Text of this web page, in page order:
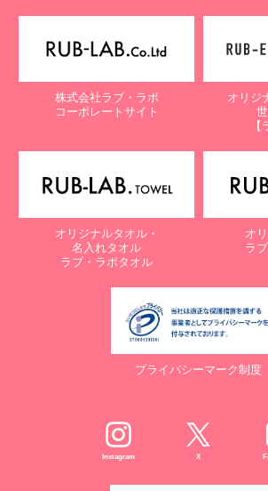
株式会社ラブ・ラボ
コーポレートサイト
オリジ
オリジナルタオル・
名入れタオル
ラブ・ラボタオル
オ
ラ
プライバシーマーク制度
Instagram X